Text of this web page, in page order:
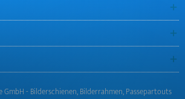
- Bilderschienen, Bilderrahmen, Passepartouts